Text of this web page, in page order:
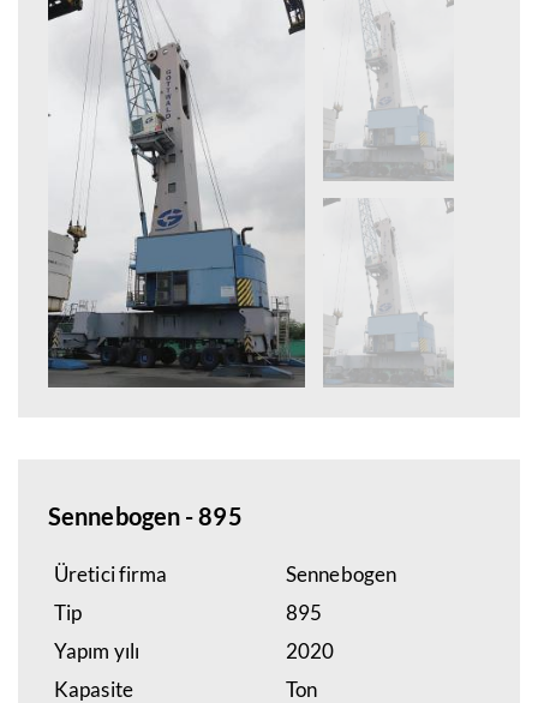
Sennebogen - 895
Üretici firma
Sennebogen
Tip
895
Yapım yılı
2020
Kapasite
Ton